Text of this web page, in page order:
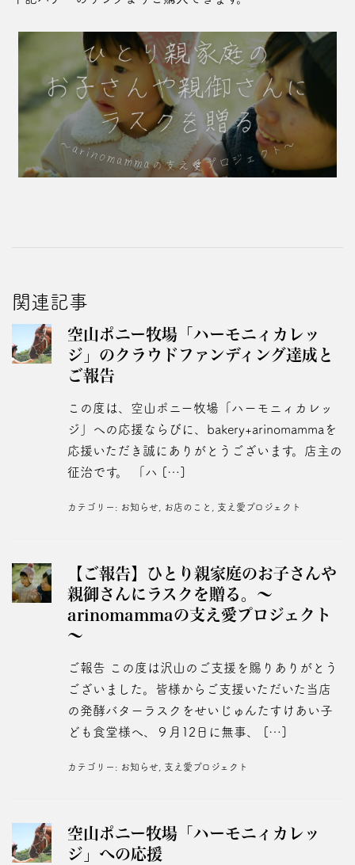
関連記事
空山ポニー牧場「ハーモニィカレッ
ジ」のクラウドファンディング達成と
ご報告
この度は、空山ポニー牧場「ハーモニィカレッ
ジ」への応援ならびに、bakery+arinomammaを
応援いただき誠にありがとうございます。店主の
征治です。 「ハ […]
カテゴリー: お知らせ お店のこと 支え愛プロジェクト
【ご報告】ひとり親家庭のお子さんや
親御さんにラスクを贈る。～
arinomammaの支え愛プロジェクト
～
ご報告 この度は沢山のご支援を賜りありがとう
ございました。皆様からご支援いただいた当店
の発酵バターラスクをせいじゅんたすけあい子
ども食堂様へ、９月12日に無事、 […]
カテゴリー: お知らせ 支え愛プロジェクト
空山ポニー牧場「ハーモニィカレッ
ジ」への応援